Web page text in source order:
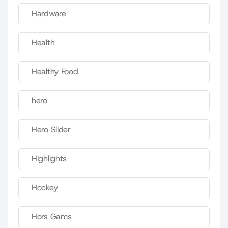
Hardware
Health
Healthy Food
hero
Hero Slider
Highlights
Hockey
Hors Gams